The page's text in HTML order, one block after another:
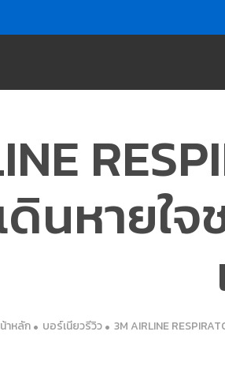
ดินหายใ
าหลัก บอร์เนียวรีวิว 3M AIRLINE